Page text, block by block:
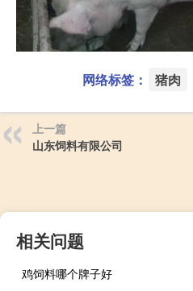
网络标签： 猪肉
上一篇
山东饲料有限公司
相关问题
鸡饲料哪个牌子好